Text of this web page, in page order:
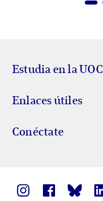
Estudia en la UOC
Enlaces útiles
Conéctate